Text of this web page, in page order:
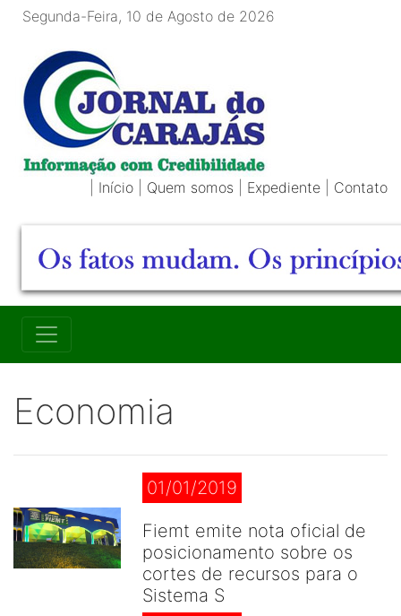
Segunda-Feira, 10 de Agosto de 2026
Início Quem somos Expediente Contato
Economia
01/01/2019
Fiemt emite nota oficial de
posicionamento sobre os
cortes de recursos para o
Sistema S